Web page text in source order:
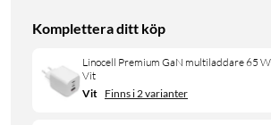
Komplettera ditt köp
Linocell Premium GaN multiladdare 65
Vit
Vit Finns i 2 varianter